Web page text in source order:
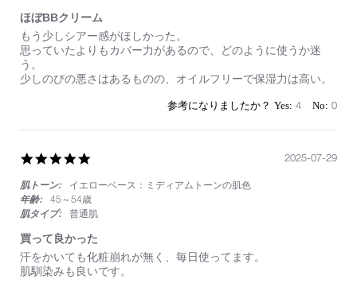
ほぼBBクリーム
Review
by
on
26
Aug
review
stating
ほ
ぼ
BB
ー
もう少しシアー感がほしかった。
思っていたよりもカバー力があるので、どのように使うか迷
う。
少しのびの悪さはあるものの、オイルフリーで保湿力は高い。
4 0
rating
肌トーン:
イエローベース：ミディアムトーンの肌色
年齢:
45～54歳
肌タイプ:
普通肌
買って良かった
Review
by
review
stating
汗をかいても化粧崩れが無く、毎日使ってます。
肌馴染みも良いです。
2025-07-29